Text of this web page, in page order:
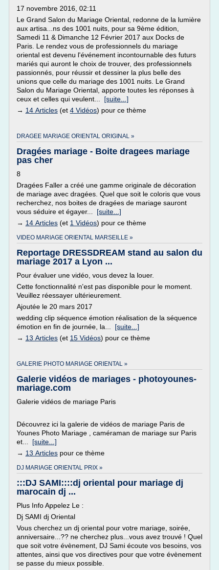
17 novembre 2016, 02:11
Le Grand Salon du Mariage Oriental, redonne de la lumière
aux artisa...ns des 1001 nuits, pour sa 9ème édition,
Samedi 11 & Dimanche 12 Février 2017 aux Docks de
Paris. Le rendez vous de professionnels du mariage
oriental est devenu l'événement incontournable des futurs
mariés qui auront le choix de trouver, des professionnels
passionnés, pour réussir et dessiner la plus belle des
unions que celle du mariage des 1001 nuits. Le Grand
Salon du Mariage Oriental, apporte toutes les réponses à
ceux et celles qui veulent... [suite...]
→ 14 Articles (et 4 Vidéos) pour ce thème
DRAGEE MARIAGE ORIENTAL ORIGINAL »
Dragées mariage - Boite dragees mariage
pas cher
8
Dragées Faller a créé une gamme originale de décoration
de mariage avec dragées. Quel que soit le coloris que vous
recherchez, nos boites de dragées de mariage sauront
vous séduire et égayer... [suite...]
→ 14 Articles (et 1 Vidéos) pour ce thème
VIDEO MARIAGE ORIENTAL MARSEILLE »
Reportage DRESSDREAM stand au salon du
mariage 2017 a Lyon ...
Pour évaluer une vidéo, vous devez la louer.
Cette fonctionnalité n'est pas disponible pour le moment.
Veuillez réessayer ultérieurement.
Ajoutée le 20 mars 2017
wedding clip séquence émotion réalisation de la séquence
émotion en fin de journée, la... [suite...]
→ 13 Articles (et 15 Vidéos) pour ce thème
GALERIE PHOTO MARIAGE ORIENTAL »
Galerie vidéos de mariages - photoyounes-
mariage.com
Galerie vidéos de mariage Paris
Découvrez ici la galerie de vidéos de mariage Paris de
Younes Photo Mariage , caméraman de mariage sur Paris
et... [suite...]
→ 13 Articles pour ce thème
DJ MARIAGE ORIENTAL PRIX »
:::DJ SAMI::::dj oriental pour mariage dj
marocain dj ...
Plus Info Appelez Le :
Dj SAMI dj Oriental
Vous cherchez un dj oriental pour votre mariage, soirée,
anniversaire...?? ne cherchez plus...vous avez trouvé ! Quel
que soit votre évènement, DJ Sami écoute vos besoins, vos
attentes, ainsi que vos directives pour que votre évènement
se passe du mieux possible.